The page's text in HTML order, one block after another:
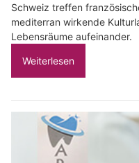
Schweiz treffen
mediterran wirkende
Lebensräume aufeinander.
Weiterlesen